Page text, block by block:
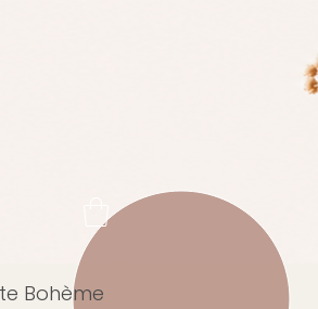
Bohème